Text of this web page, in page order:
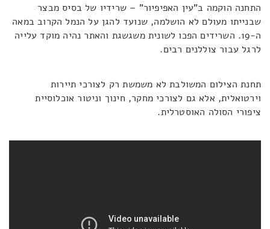
התחנה הוקמה ב"עין האפיפיור" – שרידיו של בסיס מבצר
שבנייתו מעולם לא הושלמה, שנועד להגן על הנמל הקרוב במאה
ה-19. השרידים הפכו לשונית משגשגת והאתר נהיה מוקד עלייה
לרגל עבור צוללנים רבים.
תחנת הצילום המשולבת לא משמשת רק לצורכי תיירות
וירטואלית, אלא גם לצורכי מחקר, חינוך וניטור אוכלוסיית
ציפורי הסולה האוסטרלית.